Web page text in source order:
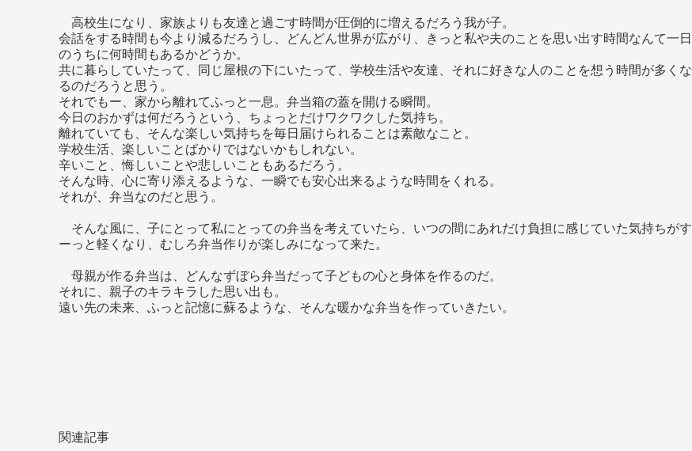
高校生になり、家族よりも友達と過ごす時間が圧倒的に増えるだろう我が子。
会話をする時間も今より減るだろうし、どんどん世界が広がり、きっと私や夫のことを思い出す時間なんて一日
のうちに何時間もあるかどうか。
共に暮らしていたって、同じ屋根の下にいたって、学校生活や友達、それに好きな人のことを想う時間が多くな
るのだろうと思う。
それでもー、家から離れてふっと一息。弁当箱の蓋を開ける瞬間。
今日のおかずは何だろうという、ちょっとだけワクワクした気持ち。
離れていても、そんな楽しい気持ちを毎日届けられることは素敵なこと。
学校生活、楽しいことばかりではないかもしれない。
辛いこと、悔しいことや悲しいこともあるだろう。
そんな時、心に寄り添えるような、一瞬でも安心出来るような時間をくれる。
それが、弁当なのだと思う。
そんな風に、子にとって私にとっての弁当を考えていたら、いつの間にあれだけ負担に感じていた気持ちがす
ーっと軽くなり、むしろ弁当作りが楽しみになって来た。
母親が作る弁当は、どんなずぼら弁当だって子どもの心と身体を作るのだ。
それに、親子のキラキラした思い出も。
遠い先の未来、ふっと記憶に蘇るような、そんな暖かな弁当を作っていきたい。
関連記事